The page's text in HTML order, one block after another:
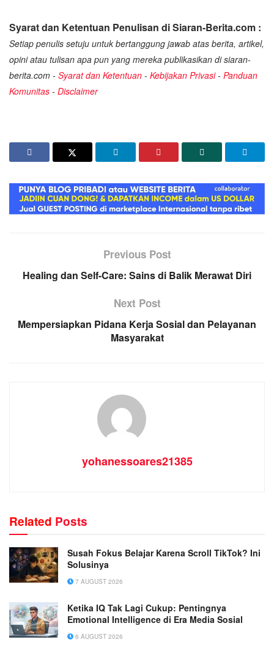
Syarat dan Ketentuan Penulisan di Siaran-Berita.com :
Setiap penulis setuju untuk bertanggung jawab atas berita, artikel,
opini atau tulisan apa pun yang mereka publikasikan di siaran-
berita.com - Syarat dan Ketentuan - Kebijakan Privasi- Panduan
Komunitas - Disclaimer
Previous Post
Healing dan Self-Care: Sains di Balik Merawat Diri
Next Post
Mempersiapkan Pidana Kerja Sosial dan Pelayanan
Masyarakat
yohanessoares21385
Related Posts
Susah Fokus Belajar Karena Scroll TikTok? Ini
Solusinya
7 AUGUST 2026
Ketika IQ Tak Lagi Cukup: Pentingnya
Emotional Intelligence di Era Media Sosial
6 AUGUST 2026